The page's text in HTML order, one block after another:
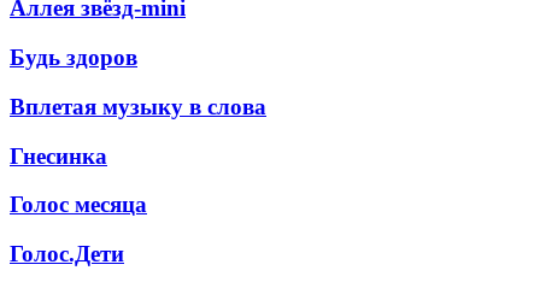
Аллея звёзд-mini
Будь здоров
Вплетая музыку в слова
Гнесинка
Голос месяца
Голос.Дети